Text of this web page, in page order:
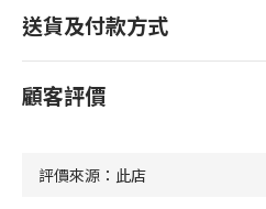
送貨及付款方式
顧客評價